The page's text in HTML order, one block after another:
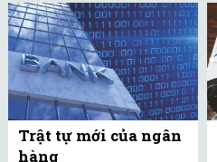
Trật tự mới của ngân
hàng